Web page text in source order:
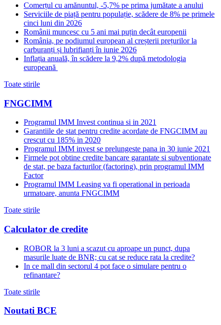
Comerțul cu amănuntul, -5,7% pe prima jumătate a anului
Serviciile de piață pentru populație, scădere de 8% pe primele
cinci luni din 2026
Românii muncesc cu 5 ani mai puțin decât europenii
România, pe podiumul european al creșterii prețurilor la
carburanți și lubrifianți în iunie 2026
Inflația anuală, în scădere la 9,2% după metodologia
europeană
Toate stirile
FNGCIMM
Programul IMM Invest continua si in 2021
Garantiile de stat pentru credite acordate de FNGCIMM au
crescut cu 185% in 2020
Programul IMM invest se prelungeste pana in 30 iunie 2021
Firmele pot obtine credite bancare garantate si subventionate
de stat, pe baza facturilor (factoring), prin programul IMM
Factor
Programul IMM Leasing va fi operational in perioada
urmatoare, anunta FNGCIMM
Toate stirile
Calculator de credite
ROBOR la 3 luni a scazut cu aproape un punct, dupa
masurile luate de BNR; cu cat se reduce rata la credite?
In ce mall din sectorul 4 pot face o simulare pentru o
refinantare?
Toate stirile
Noutati BCE